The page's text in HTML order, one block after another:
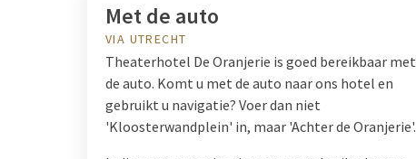
Met de auto
VIA UTRECHT
Theaterhotel De Oranjerie is goed bereikbaar met
de auto. Komt u met de auto naar ons hotel en
gebruikt u navigatie? Voer dan niet
'Kloosterwandplein' in, maar 'Achter de Oranjerie'.